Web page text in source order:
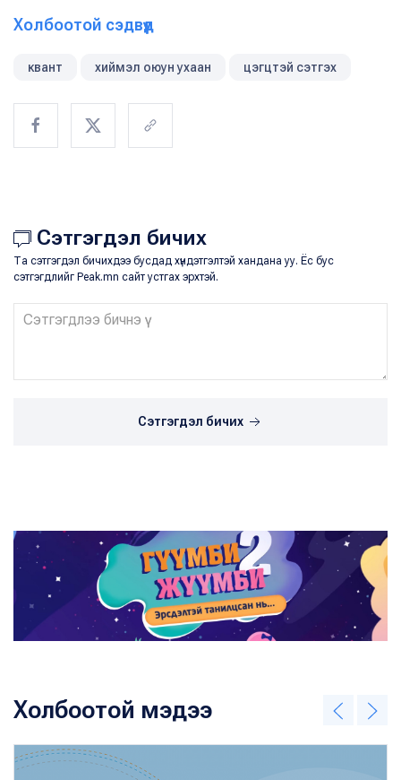
Холбоотой сэдвүүд
квант хиймэл оюун ухаан цэгцтэй сэтгэх
Сэтгэгдэл бичих
Та сэтгэгдэл бичихдээ бусдад хүндэтгэлтэй хандана уу. Ёс бус
сэтгэгдлийг Peak.mn сайт устгах эрхтэй.
Сэтгэгдэл бичих
Холбоотой мэдээ